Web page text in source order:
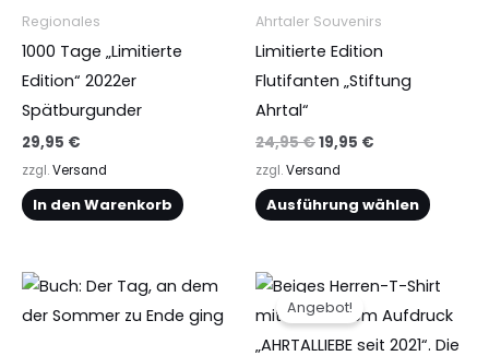
Regionales
1000 Tage „Limitierte
Edition“ 2022er
Spätburgunder
29,95 €
zzgl.Versand
In den Warenkorb
Ahrtaler Souvenirs
Limitierte Edition
Flutifanten „Stiftung
Ahrtal“
24,95€19,95 €
zzgl.Versand
Ausführung wählen
mehrere
Varianten
auf.
Die
Optionen
können
auf
der
gewählt
werden
Dieses
Produkt
Angebot!
Ursprünglicher
Preis
war:
19,95 €
Aktueller
Preis
ist:
15,50 €.
Dieses
Produkt
weist